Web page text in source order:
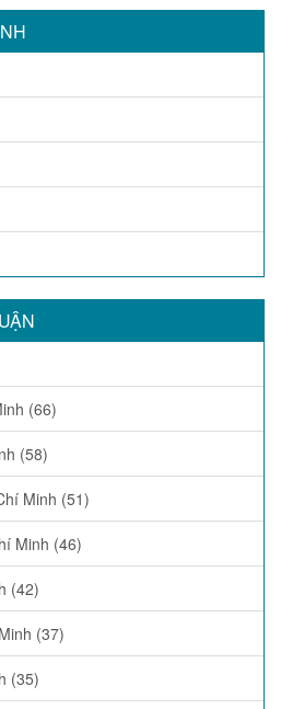
(66)
(58)
Minh (51)
Minh (46)
(42)
(37)
(35)